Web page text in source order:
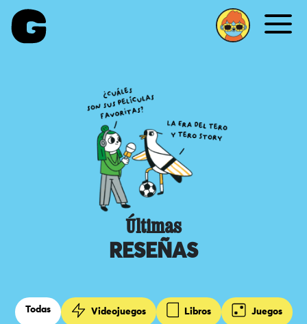
Últimas
RESEÑAS
Todas Videojuegos Libros Juegos